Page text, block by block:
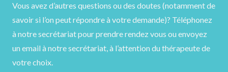
Vous avez d’autres questions ou des doutes (notamment de
savoir si l’on peut répondre à votre demande)? Téléphonez
à notre secrétariat pour prendre rendez vous ou envoyez
un email à notre secrétariat, à l’attention du thérapeute de
votre choix.